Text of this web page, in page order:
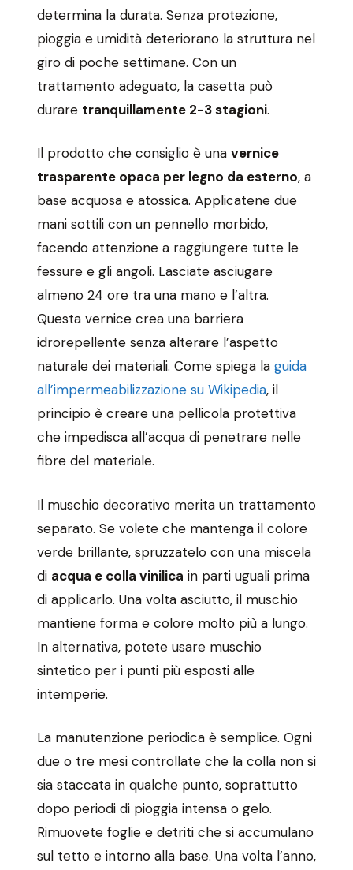
determina la durata. Senza protezione,
pioggia e umidità deteriorano la struttura nel
giro di poche settimane. Con un
trattamento adeguato, la casetta può
durare tranquillamente 2-3 stagioni.
Il prodotto che consiglio è una vernice
trasparente opaca per legno da esterno, a
base acquosa e atossica. Applicatene due
mani sottili con un pennello morbido,
facendo attenzione a raggiungere tutte le
fessure e gli angoli. Lasciate asciugare
almeno 24 ore tra una mano e l’altra.
Questa vernice crea una barriera
idrorepellente senza alterare l’aspetto
naturale dei materiali. Come spiega la guida
all’impermeabilizzazione su Wikipedia, il
principio è creare una pellicola protettiva
che impedisca all’acqua di penetrare nelle
fibre del materiale.
Il muschio decorativo merita un trattamento
separato. Se volete che mantenga il colore
verde brillante, spruzzatelo con una miscela
di acqua e colla vinilica in parti uguali prima
di applicarlo. Una volta asciutto, il muschio
mantiene forma e colore molto più a lungo.
In alternativa, potete usare muschio
sintetico per i punti più esposti alle
intemperie.
La manutenzione periodica è semplice. Ogni
due o tre mesi controllate che la colla non si
sia staccata in qualche punto, soprattutto
dopo periodi di pioggia intensa o gelo.
Rimuovete foglie e detriti che si accumulano
sul tetto e intorno alla base. Una volta l’anno,